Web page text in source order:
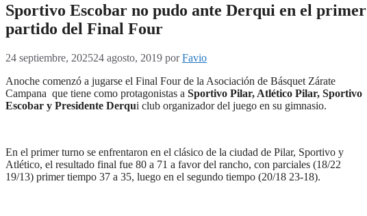
Sportivo Escobar no pudo ante Derqui en el primer
partido del Final Four
24 septiembre, 202524 agosto, 2019 porFavio
Anoche comenzó a jugarse el Final Four de la Asociación de Básquet Zárate
Campana que tiene como protagonistas a Sportivo Pilar, Atlético Pilar, Sportivo
Escobar y Presidente Derqui club organizador del juego en su gimnasio.
En el primer turno se enfrentaron en el clásico de la ciudad de Pilar, Sportivo y
Atlético, el resultado final fue 80 a 71 a favor del rancho, con parciales (18/22
19/13) primer tiempo 37 a 35, luego en el segundo tiempo (20/18 23-18).